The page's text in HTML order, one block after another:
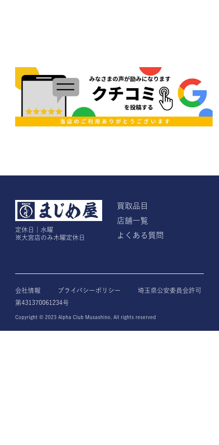
定休日｜水曜
※大宮店のみ木曜定休日
買取品目
店舗一覧
よくある質問
会社情報 プライバシーポリシー
埼玉県公安委員会許可
第431370061234号
Copyright © 2023 Alpha Club Musashino. All rights reserved